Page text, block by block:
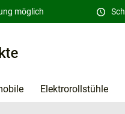
möglich
Elektrorollstühle